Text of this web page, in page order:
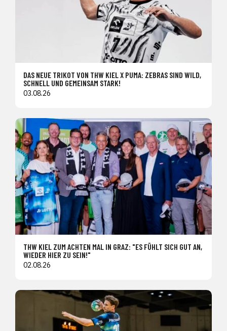
DAS NEUE TRIKOT VON THW KIEL X PUMA: ZEBRAS SIND WILD,
SCHNELL UND GEMEINSAM STARK!
03.08.26
THW KIEL ZUM ACHTEN MAL IN GRAZ: "ES FÜHLT SICH GUT AN,
WIEDER HIER ZU SEIN!"
02.08.26